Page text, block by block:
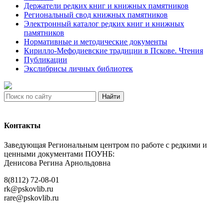
Держатели редких книг и книжных памятников
Региональный свод книжных памятников
Электронный каталог редких книг и книжных
памятников
Нормативные и методические документы
Кирилло-Мефодиевские традиции в Пскове. Чтения
Публикации
Экслибрисы личных библиотек
Найти
Контакты
Заведующая Региональным центром по работе с редкими и
ценными документами ПОУНБ:
Денисова Регина Арнольдовна
8(8112) 72-08-01
rk@pskovlib.ru
rare@pskovlib.ru